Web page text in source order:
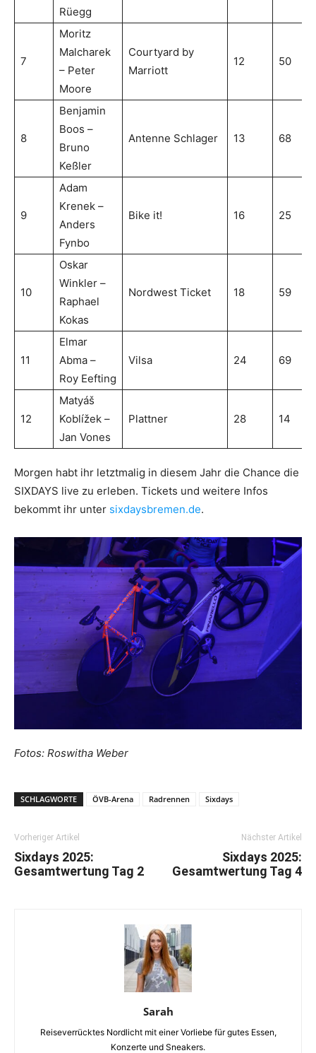
Rüegg
7
Moritz
Malcharek
– Peter
Moore
Courtyard by
Marriott
12 50
8
Benjamin
Boos –
Bruno
Keßler
Antenne Schlager 13 68
9
Adam
Krenek –
Anders
Fynbo
Bike it! 16 25
10
Oskar
Winkler –
Raphael
Kokas
Nordwest Ticket 18 59
11
Elmar
Abma –
Roy Eefting
Vilsa 24 69
12
Matyáš
Koblížek –
Jan Vones
Plattner 28 14
Morgen habt ihr letztmalig in diesem Jahr die Chance die
SIXDAYS live zu erleben. Tickets und weitere Infos
bekommt ihr unter sixdaysbremen.de.
Fotos: Roswitha Weber
SCHLAGWORTE ÖVB-Arena Radrennen Sixdays
Vorheriger Artikel
Sixdays 2025:
Gesamtwertung Tag 2
Nächster Artikel
Sixdays 2025:
Gesamtwertung Tag 4
Sarah
Reiseverrücktes Nordlicht mit einer Vorliebe für gutes Essen,
Konzerte und Sneakers.